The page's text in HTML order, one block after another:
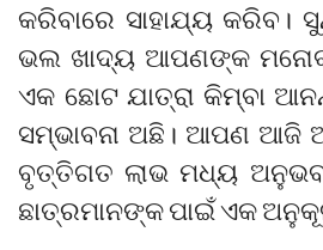
କରିବାରେ ସାହାଯ୍ୟ କରିବ।
ଭଲ ଖାଦ୍ୟ ଆପଣଙ୍କ
ଏକ ଛୋଟ ଯାତ୍ରା କିମ୍ବା
ସମ୍ଭାବନା ଅଛି। ଆପଣ ଆଜି
ବୃତ୍ତିଗତ ଲାଭ ମଧ୍ୟ ଅନୁଭବ
ଛାତ୍ରମାନଙ୍କ ପାଇଁ ଏକ